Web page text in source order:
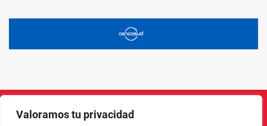
Valoramos tu privacidad
InstagramFacebook
X